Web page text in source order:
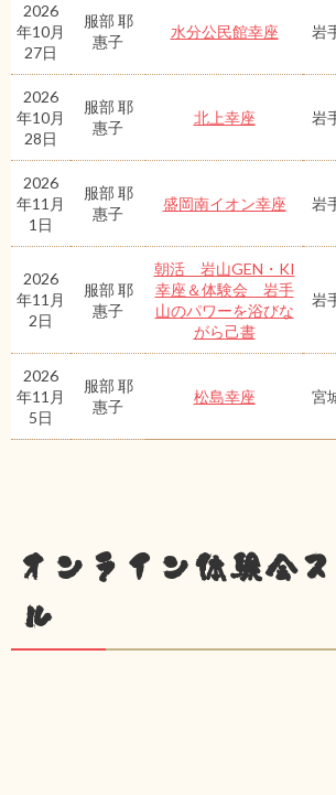
2026
年10月
27日
服部 耶
惠子
水分公民館幸座 岩
2026
年10月
28日
服部 耶
惠子
北上幸座 岩
2026
年11月
1日
服部 耶
惠子
盛岡南イオン幸座 岩
2026
年11月
2日
服部 耶
惠子
朝活 岩山GEN・KI
幸座＆体験会 岩手
山のパワーを浴びな
がら己書
岩
2026
年11月
5日
服部 耶
惠子
松島幸座 宮
オンライン体験会
ル